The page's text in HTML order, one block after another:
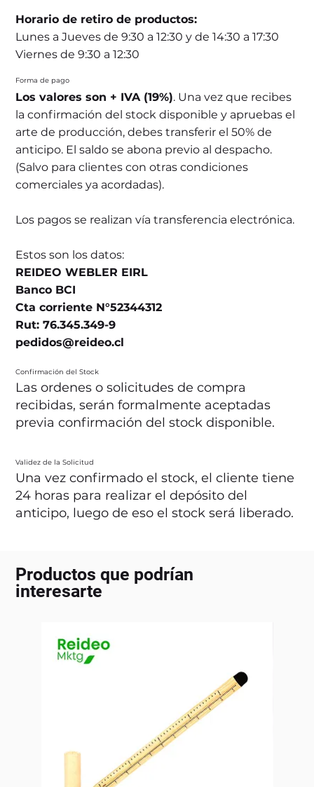
Horario de retiro de productos:
Lunes a Jueves de 9:30 a 12:30 y de 14:30 a 17:30
Viernes de 9:30 a 12:30
Forma de pago
Los valores son + IVA (19%). Una vez que recibes
la confirmación del stock disponible y apruebas el
arte de producción, debes transferir el 50% de
anticipo. El saldo se abona previo al despacho.
(Salvo para clientes con otras condiciones
comerciales ya acordadas).
Los pagos se realizan vía transferencia electrónica.
Estos son los datos:
REIDEO WEBLER EIRL
Banco BCI
Cta corriente N°52344312
Rut: 76.345.349-9
pedidos@reideo.cl
Confirmación del Stock
Las ordenes o solicitudes de compra
recibidas, serán formalmente aceptadas
previa confirmación del stock disponible.
Validez de la Solicitud
Una vez confirmado el stock, el cliente tiene
24 horas para realizar el depósito del
anticipo, luego de eso el stock será liberado.
Productos que podrían
interesarte